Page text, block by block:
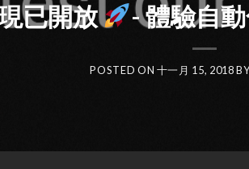
已開放 - 體驗自
POSTED ON 十一月 15, 2018